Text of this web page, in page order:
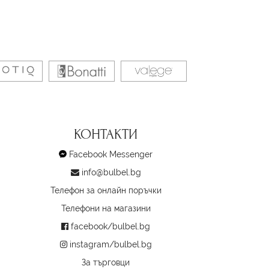
КОНТАКТИ
Facebook Messenger
info@bulbel.bg
Телефон за онлайн поръчки
Телефони на магазини
facebook/bulbel.bg
instagram/bulbel.bg
За търговци